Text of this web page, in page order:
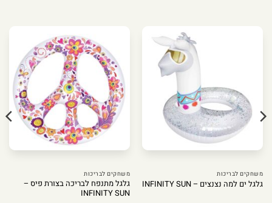
משחקים לבריכות
גלגל ים למה נצנצים – INFINITY SUN
משחקים לבריכות
גלגל מתנפח לבריכה בצורת פיס –
INFINITY SUN